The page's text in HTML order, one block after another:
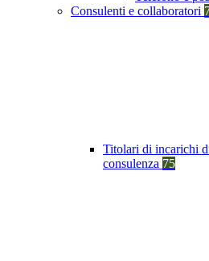
Consulenti e collaboratori
Titolari di incarichi
consulenza 75